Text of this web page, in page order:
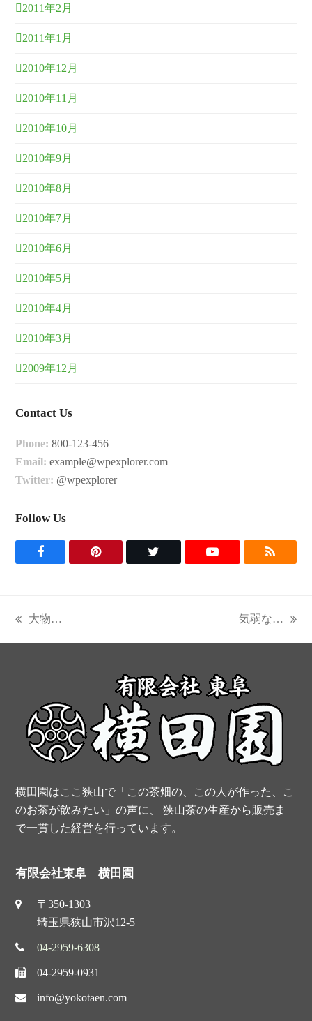
2011年2月
2011年1月
2010年12月
2010年11月
2010年10月
2010年9月
2010年8月
2010年7月
2010年6月
2010年5月
2010年4月
2010年3月
2009年12月
Contact Us
Phone: 800-123-456
Email: example@wpexplorer.com
Twitter: @wpexplorer
Follow Us
F
c
o
k
P
s
t
T
e
Y
b
R
previous
post:
大物…
next
post:
気弱な…
横田園はここ狭山で「この茶畑の、この人が作った、こ
のお茶が飲みたい」の声に、 狭山茶の生産から販売ま
で一貫した経営を行っています。
有限会社東阜 横田園
〒350-1303
埼玉県狭山市沢12-5
04-2959-6308
04-2959-0931
info@yokotaen.com